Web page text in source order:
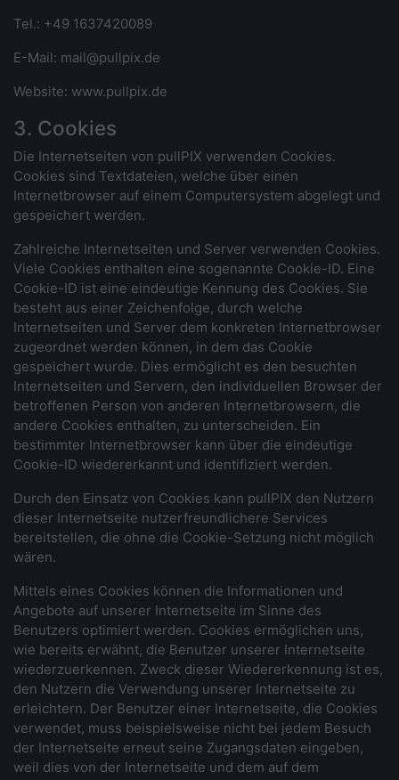
Tel.: +49 1637420089
E-Mail: mail@pullpix.de
Website: www.pullpix.de
3. Cookies
Die Internetseiten von pullPIX verwenden Cookies.
Cookies sind Textdateien, welche über einen
Internetbrowser auf einem Computersystem abgelegt und
gespeichert werden.
Zahlreiche Internetseiten und Server verwenden Cookies.
Viele Cookies enthalten eine sogenannte Cookie-ID. Eine
Cookie-ID ist eine eindeutige Kennung des Cookies. Sie
besteht aus einer Zeichenfolge, durch welche
Internetseiten und Server dem konkreten Internetbrowser
zugeordnet werden können, in dem das Cookie
gespeichert wurde. Dies ermöglicht es den besuchten
Internetseiten und Servern, den individuellen Browser der
betroffenen Person von anderen Internetbrowsern, die
andere Cookies enthalten, zu unterscheiden. Ein
bestimmter Internetbrowser kann über die eindeutige
Cookie-ID wiedererkannt und identifiziert werden.
Durch den Einsatz von Cookies kann pullPIX den Nutzern
dieser Internetseite nutzerfreundlichere Services
bereitstellen, die ohne die Cookie-Setzung nicht möglich
wären.
Mittels eines Cookies können die Informationen und
Angebote auf unserer Internetseite im Sinne des
Benutzers optimiert werden. Cookies ermöglichen uns,
wie bereits erwähnt, die Benutzer unserer Internetseite
wiederzuerkennen. Zweck dieser Wiedererkennung ist es,
den Nutzern die Verwendung unserer Internetseite zu
erleichtern. Der Benutzer einer Internetseite, die Cookies
verwendet, muss beispielsweise nicht bei jedem Besuch
der Internetseite erneut seine Zugangsdaten eingeben,
weil dies von der Internetseite und dem auf dem